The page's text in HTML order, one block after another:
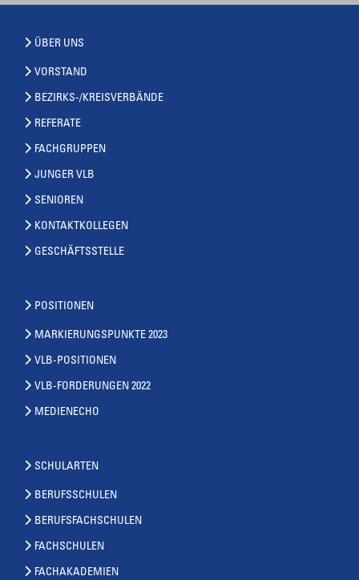
ÜBER UNS
VORSTAND
BEZIRKS-/KREISVERBÄNDE
REFERATE
FACHGRUPPEN
JUNGER VLB
SENIOREN
KONTAKTKOLLEGEN
GESCHÄFTSSTELLE
POSITIONEN
MARKIERUNGSPUNKTE 2023
VLB-POSITIONEN
VLB-FORDERUNGEN 2022
MEDIENECHO
SCHULARTEN
BERUFSSCHULEN
BERUFSFACHSCHULEN
FACHSCHULEN
FACHAKADEMIEN